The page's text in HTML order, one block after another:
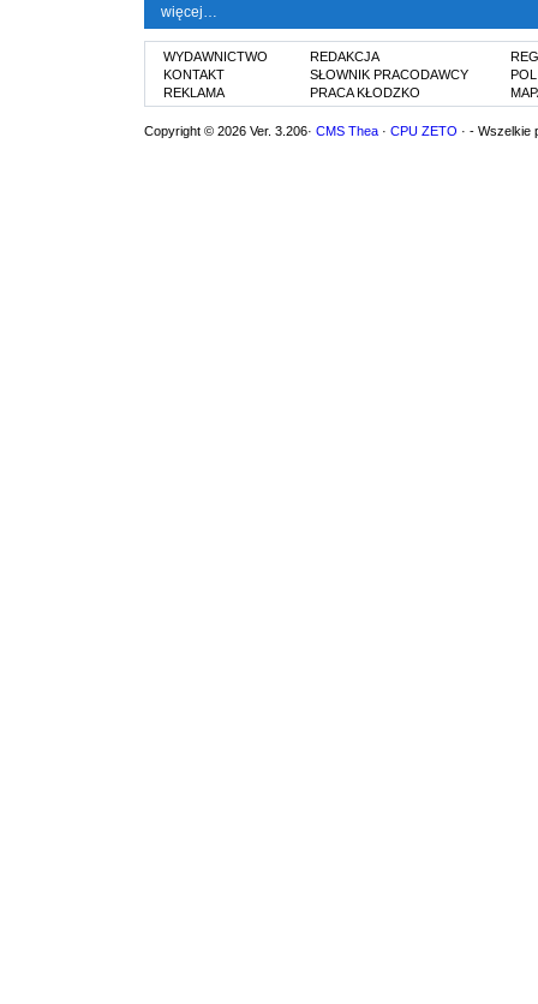
więcej…
WYDAWNICTWO
KONTAKT
REKLAMA
REDAKCJA
SŁOWNIK PRACODAWCY
PRACA KŁODZKO
Copyright © 2026 Ver. 3.206· CMS Thea · CPU ZETO · - Wszelkie